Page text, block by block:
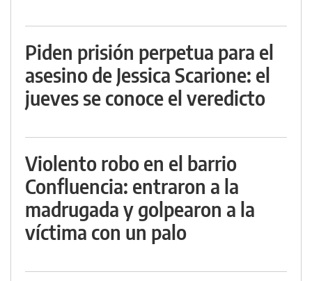
Piden prisión perpetua para el
asesino de Jessica Scarione: el
jueves se conoce el veredicto
Violento robo en el barrio
Confluencia: entraron a la
madrugada y golpearon a la
víctima con un palo